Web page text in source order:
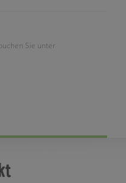
Sie unter